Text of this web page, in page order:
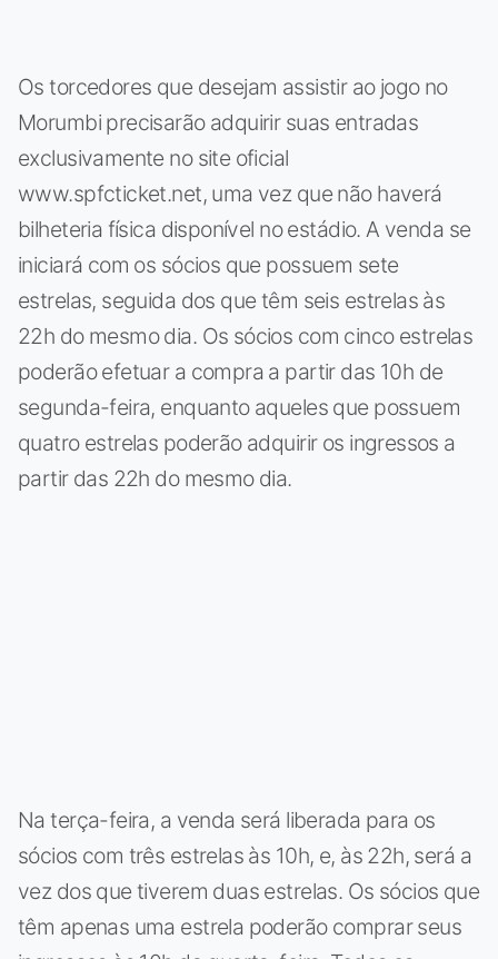
Os torcedores que desejam assistir ao jogo no
Morumbi precisarão adquirir suas entradas
exclusivamente no site oficial
www.spfcticket.net, uma vez que não haverá
bilheteria física disponível no estádio. A venda se
iniciará com os sócios que possuem sete
estrelas, seguida dos que têm seis estrelas às
22h do mesmo dia. Os sócios com cinco estrelas
poderão efetuar a compra a partir das 10h de
segunda-feira, enquanto aqueles que possuem
quatro estrelas poderão adquirir os ingressos a
partir das 22h do mesmo dia.
Na terça-feira, a venda será liberada para os
sócios com três estrelas às 10h, e, às 22h, será a
vez dos que tiverem duas estrelas. Os sócios que
têm apenas uma estrela poderão comprar seus